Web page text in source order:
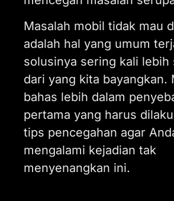
Masalah mobil tidak mau
adalah hal yang umum
solusinya sering kali lebih
dari yang kita bayangkan.
bahas lebih dalam
pertama yang harus
tips pencegahan agar
mengalami kejadian tak
menyenangkan ini.